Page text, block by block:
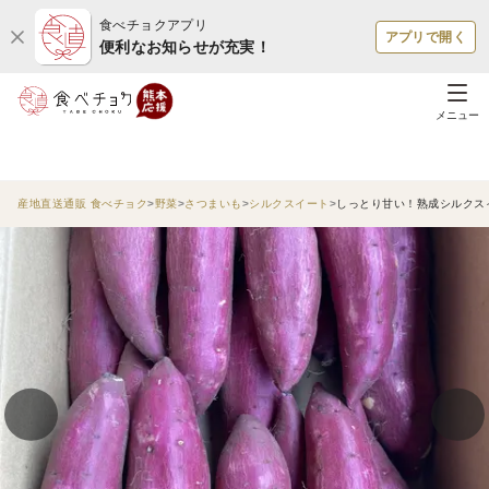
食べチョクアプリ
便利なお知らせが充実！
アプリで開く
メニュー
産地直送通販 食べチョク 野菜 さつまいも シルクスイート しっとり甘い！熟成シルク